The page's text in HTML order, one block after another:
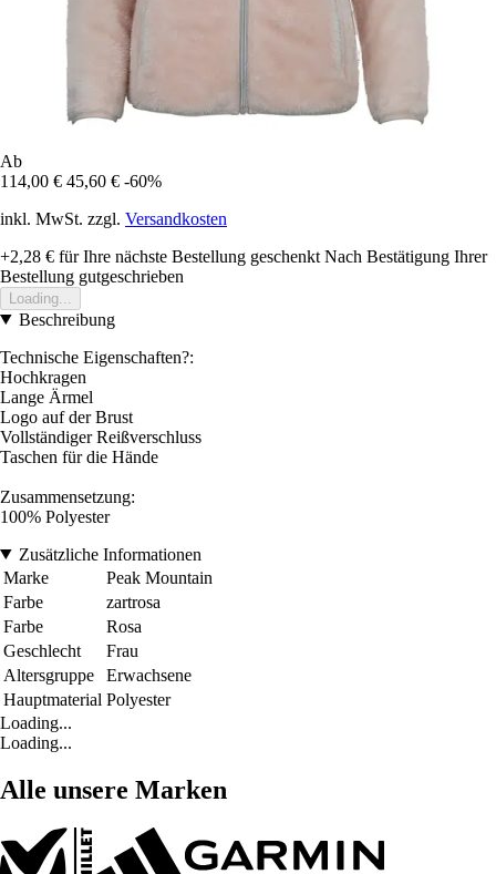
Ab
114,00 € 45,60 € -60%
inkl. MwSt. zzgl. Versandkosten
+2,28 € für Ihre nächste Bestellung geschenkt Nach Bestätigung Ihrer
Bestellung gutgeschrieben
Loading...
Beschreibung
Technische Eigenschaften?:
Hochkragen
Lange Ärmel
Logo auf der Brust
Vollständiger Reißverschluss
Taschen für die Hände
Zusammensetzung:
100% Polyester
Zusätzliche Informationen
Marke
Peak Mountain
Farbe
zartrosa
Farbe
Rosa
Geschlecht
Frau
Altersgruppe
Erwachsene
Hauptmaterial Polyester
Loading...
Loading...
Alle unsere Marken